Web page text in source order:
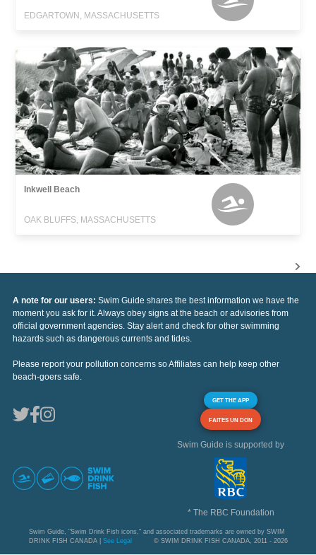
EDGARTOWN, MASSACHUSETTS
Inkwell Beach
OAK BLUFFS, MASSACHUSETTS
A note for our users: Swim Guide shares the best information we have the
moment you ask for it. Always obey signs at the beach or advisories from
official government agencies. Stay alert and check for other swimming
hazards such as dangerous currents and tides.
Please report your pollution concerns so Affiliates can help keep other
beach-goers safe.
GET THE APP
FAITES UN DON
Swim Guide is supported by
* The RBC Foundation
Swim Guide, "Swim Drink Fish icons," and associated trademarks are owned by SWIM
DRINK FISH CANADA | See Legal © SWIM DRINK FISH CANADA, 2011 - 2026